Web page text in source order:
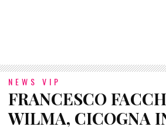
NEWS VIP
FRANCESCO
WILMA, CICOGNA